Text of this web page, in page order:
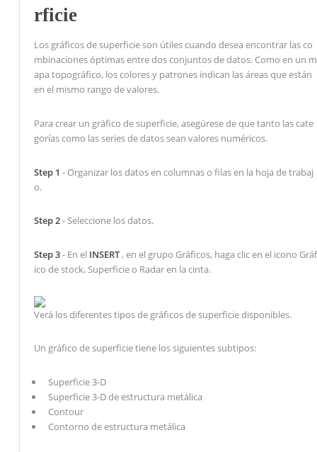
rficie
Los gráficos de superficie son útiles cuando desea encontrar las co
mbinaciones óptimas entre dos conjuntos de datos. Como en un m
apa topográfico, los colores y patrones indican las áreas que están
en el mismo rango de valores.
Para crear un gráfico de superficie, asegúrese de que tanto las cate
gorías como las series de datos sean valores numéricos.
Step 1 - Organizar los datos en columnas o filas en la hoja de trabaj
o.
Step 2- Seleccione los datos.
Step 3- En el INSERT, en el grupo Gráficos, haga clic en el icono Gráf
ico de stock, Superficie o Radar en la cinta.
Verá los diferentes tipos de gráficos de superficie disponibles.
Un gráfico de superficie tiene los siguientes subtipos:
Superficie 3-D
Superficie 3-D de estructura metálica
Contour
Contorno de estructura metálica